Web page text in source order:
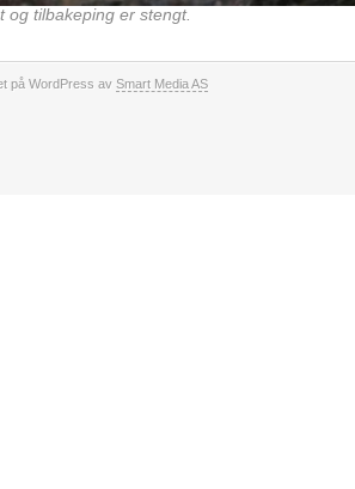
og tilbakeping er stengt.
på WordPress av Smart Media AS